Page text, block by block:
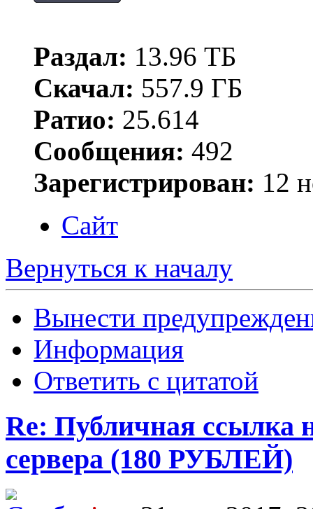
Раздал: 13.96 ТБ
Скачал: 557.9 ГБ
Ратио: 25.614
Сообщения: 492
Зарегистрирован: 12
Сайт
Вернуться к началу
Вынести
Информация
Ответить с цитатой
Re: Публичная ссылка
сервера (180 РУБЛЕЙ)